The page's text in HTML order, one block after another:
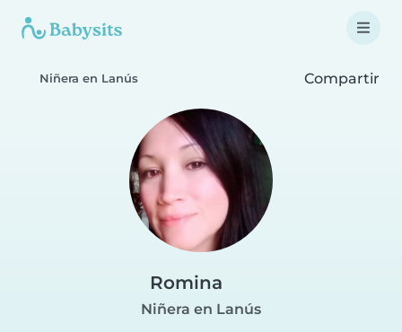
Niñera en Lanús Compartir
Romina
Niñera en Lanús